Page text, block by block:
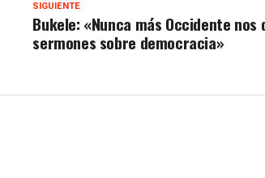
SIGUIENTE
Bukele: «Nunca más Occidente nos
sermones sobre democracia»